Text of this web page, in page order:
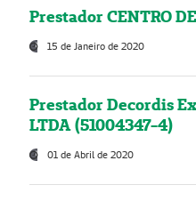
Prestador CENTRO
15 de Janeiro de 2020
Prestador Decordis
LTDA (51004347-4)
01 de Abril de 2020